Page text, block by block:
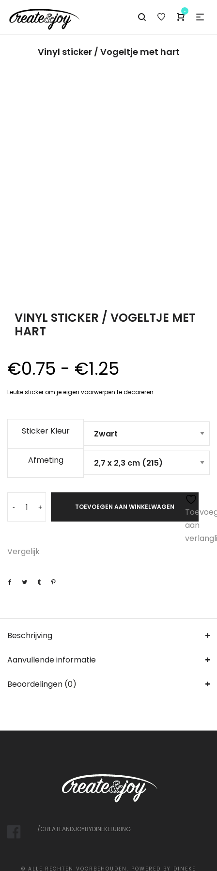
-
Vinyl sticker / Vogeltje met hart
VINYL STICKER / VOGELTJE MET
HART
€0.75 - €1.25
€0.75
€1.25
Leuke sticker om je eigen voorwerpen te decoreren
Sticker Kleur
Afmeting
- + TOEVOEGEN AAN WINKELWAGEN
aan
Vergelijk
Beschrijving
Aanvullende informatie
Beoordelingen (0)
/CREATEANDJOYBYDINEKELURING
© ALLE RECHTEN VOORBEHOUDEN. POWERED BY DINEKE